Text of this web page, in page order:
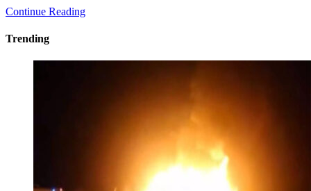
Continue Reading
Trending